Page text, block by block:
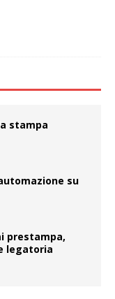
stampa
su
prestampa,
legatoria